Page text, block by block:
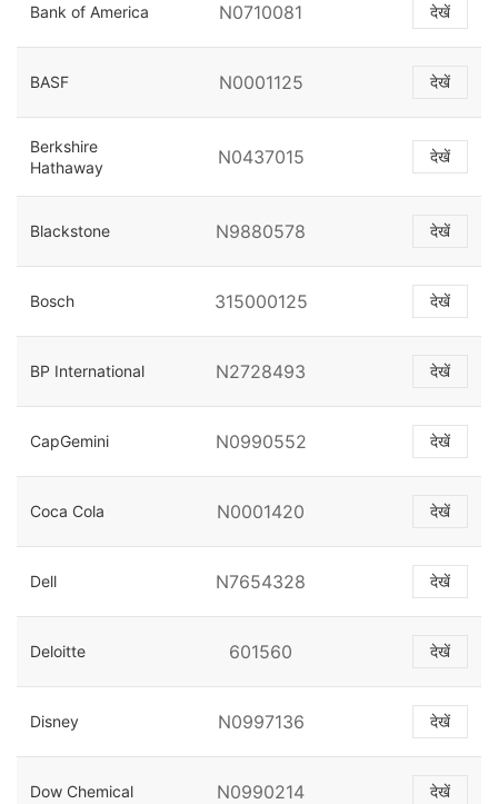
Bank of America N0710081 देखें
BASF N0001125 देखें
Berkshire
Hathaway
N0437015 देखें
Blackstone N9880578 देखें
Bosch 315000125 देखें
BP International N2728493 देखें
CapGemini N0990552 देखें
Coca Cola N0001420 देखें
Dell N7654328 देखें
Deloitte 601560 देखें
Disney N0997136 देखें
Dow Chemical N0990214 देखें